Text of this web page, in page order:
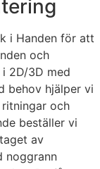
i Handen för att
och
2D/3D med
behov hjälper vi
och
beställer vi
av
noggrann